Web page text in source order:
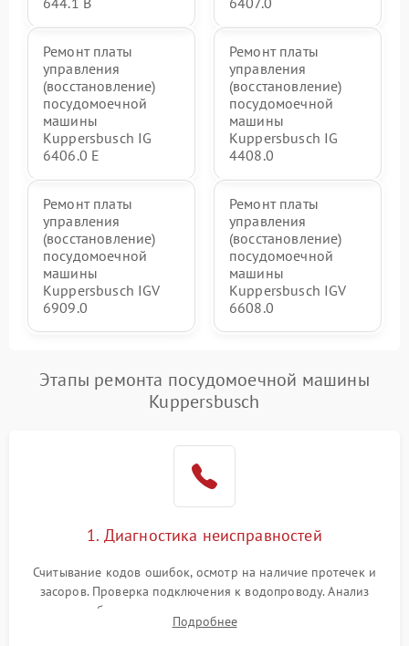
Ремонт платы
управления
(восстановление)
посудомоечной
машины
Kuppersbusch IG
6406.0 E
Ремонт платы
управления
(восстановление)
посудомоечной
машины
Kuppersbusch IG
4408.0
Ремонт платы
управления
(восстановление)
посудомоечной
машины
Kuppersbusch IGV
6909.0
Ремонт платы
управления
(восстановление)
посудомоечной
машины
Kuppersbusch IGV
6608.0
Этапы ремонта посудомоечной машины
Kuppersbusch
1. Диагностика неисправностей
Считывание кодов ошибок, осмотр на наличие протечек и
засоров. Проверка подключения к водопроводу. Анализ
жалоб на отсутствие слива, нагрева, вращения
разбрызгивателей или срабатывание системы защиты
Подробнее